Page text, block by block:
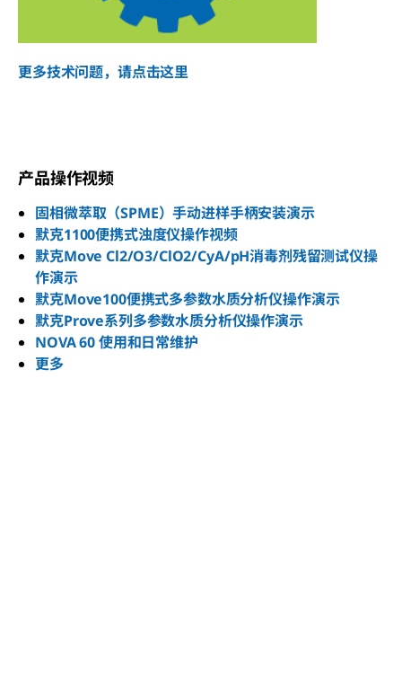
更多技术问题，请点击这里
产品操作视频
固相微萃取（SPME）手动进样手柄安装演示
默克1100便携式浊度仪操作视频
默克Move Cl2/O3/ClO2/CyA/pH消毒剂残留测试仪操
作演示
默克Move100便携式多参数水质分析仪操作演示
默克Prove系列多参数水质分析仪操作演示
NOVA 60 使用和日常维护
更多